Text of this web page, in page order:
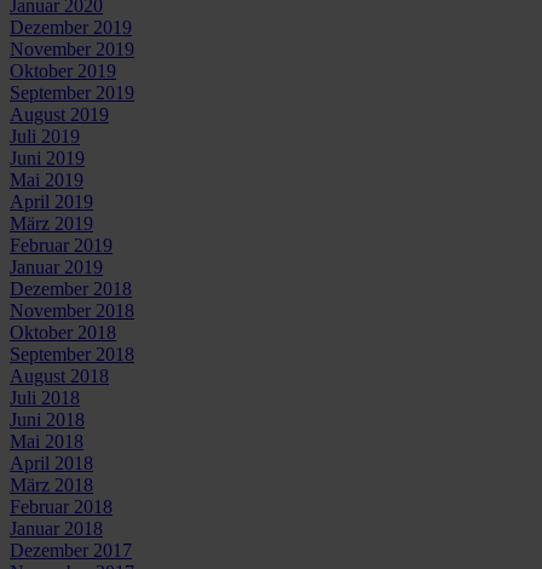
Januar 2020
Dezember 2019
November 2019
Oktober 2019
September 2019
August 2019
Juli 2019
Juni 2019
Mai 2019
April 2019
März 2019
Februar 2019
Januar 2019
Dezember 2018
November 2018
Oktober 2018
September 2018
August 2018
Juli 2018
Juni 2018
Mai 2018
April 2018
März 2018
Februar 2018
Januar 2018
Dezember 2017